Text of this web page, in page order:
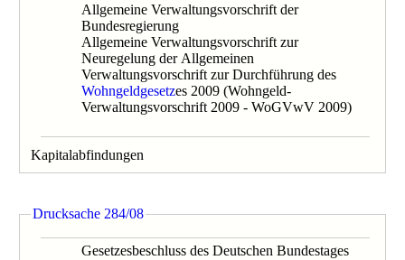
Allgemeine Verwaltungsvorschrift der
Bundesregierung
Allgemeine Verwaltungsvorschrift zur
Neuregelung der Allgemeinen
Verwaltungsvorschrift zur Durchführung des
Wohngeldgesetzes 2009 (Wohngeld-
Verwaltungsvorschrift 2009 - WoGVwV 2009)
Kapitalabfindungen
Drucksache 284/08
Gesetzesbeschluss des Deutschen Bundestages